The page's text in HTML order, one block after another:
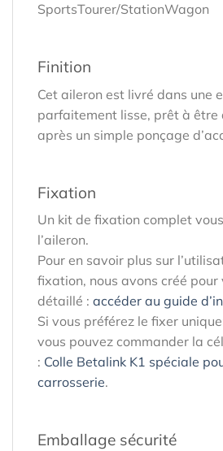
SportsTourer/StationWagon
Finition
Cet aileron est livré dans une
parfaitement lisse, prêt à
après un simple ponçage
Fixation
Un kit de fixation complet
l’aileron.
Pour en savoir plus sur
fixation, nous avons créé pour
détaillé : accéder au guide
Si vous préférez le fixer
vous pouvez commander la
: Colle Betalink K1 spéciale
carrosserie.
Emballage sécurité